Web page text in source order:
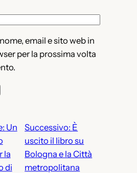
email e sito web in
per la prossima volta
Un
la
di
Successivo: È
uscito il libro su
Bologna e la Città
metropolitana